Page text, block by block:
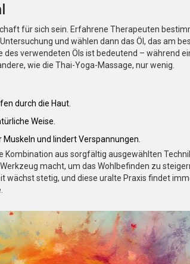
für sich sein. Erfahrene Therapeuten
und wählen dann das Öl, das am
verwendeten Öls ist bedeutend – während
wie die Thai-Yoga-Massage, nur wenig.
durch die Haut.
Weise.
und lindert Verspannungen.
Kombination aus sorgfältig ausgewählten
macht, um das Wohlbefinden zu
wächst stetig, und diese uralte Praxis findet